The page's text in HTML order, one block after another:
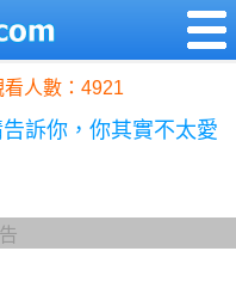
看人數：4921
訴你，你其實不太愛